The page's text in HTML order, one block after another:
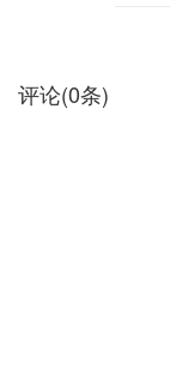
体活动
异性不
评论(0条)